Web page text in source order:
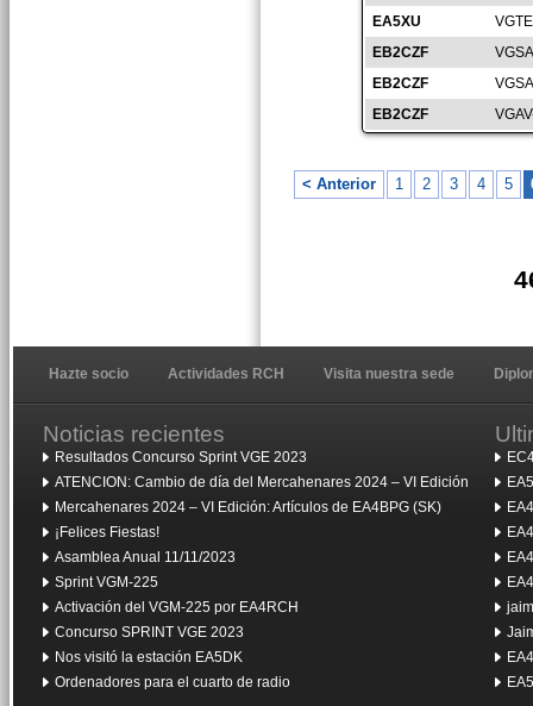
EA5XU
EB2CZF
EB2CZF
EB2CZF
< Anterior 1 2 3 4 5
Hazte socio Actividades RCH Visita nuestra sede
Noticias recientes
Resultados Concurso Sprint VGE 2023
ATENCION: Cambio de día del Mercahenares 2024 – VI Edición
Mercahenares 2024 – VI Edición: Artículos de EA4BPG (SK)
¡Felices Fiestas!
Asamblea Anual 11/11/2023
Sprint VGM-225
Activación del VGM-225 por EA4RCH
Concurso SPRINT VGE 2023
Nos visitó la estación EA5DK
Ordenadores para el cuarto de radio